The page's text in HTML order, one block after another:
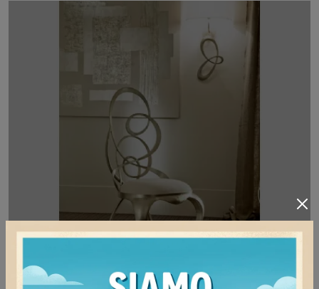
Ghirigori
Cantori in metallo: le più originali Sedie fisse
design ti aspettano.